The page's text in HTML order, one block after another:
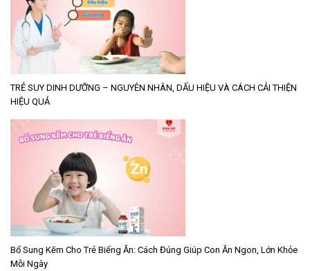
TRẺ SUY DINH DƯỠNG – NGUYÊN NHÂN, DẤU HIỆU VÀ CÁCH CẢI THIỆN
HIỆU QUẢ
Bổ Sung Kẽm Cho Trẻ Biếng Ăn: Cách Đúng Giúp Con Ăn Ngon, Lớn Khỏe
Mỗi Ngày